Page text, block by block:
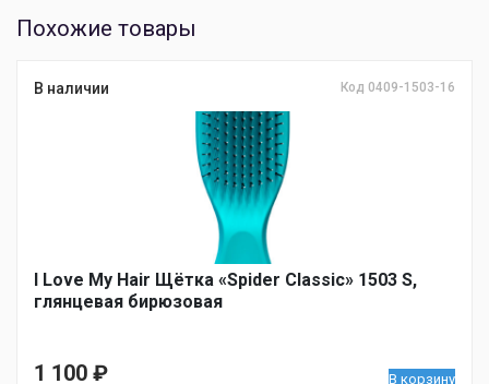
Похожие товары
В наличии Код 0409-1503-16
I Love My Hair Щётка «Spider Classic» 1503 S,
глянцевая бирюзовая
1 100 ₽ В корзину